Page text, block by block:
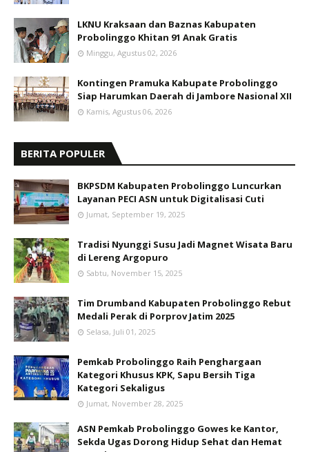
LKNU Kraksaan dan Baznas Kabupaten
Probolinggo Khitan 91 Anak Gratis
Minggu, Agustus 02, 2026
Kontingen Pramuka Kabupate Probolinggo
Siap Harumkan Daerah di Jambore Nasional XII
Kamis, Agustus 06, 2026
BERITA POPULER
BKPSDM Kabupaten Probolinggo Luncurkan
Layanan PECI ASN untuk Digitalisasi Cuti
Jumat, September 19, 2025
Tradisi Nyunggi Susu Jadi Magnet Wisata Baru
di Lereng Argopuro
Sabtu, November 15, 2025
Tim Drumband Kabupaten Probolinggo Rebut
Medali Perak di Porprov Jatim 2025
Selasa, Juli 01, 2025
Pemkab Probolinggo Raih Penghargaan
Kategori Khusus KPK, Sapu Bersih Tiga
Kategori Sekaligus
Jumat, November 28, 2025
ASN Pemkab Probolinggo Gowes ke Kantor,
Sekda Ugas Dorong Hidup Sehat dan Hemat